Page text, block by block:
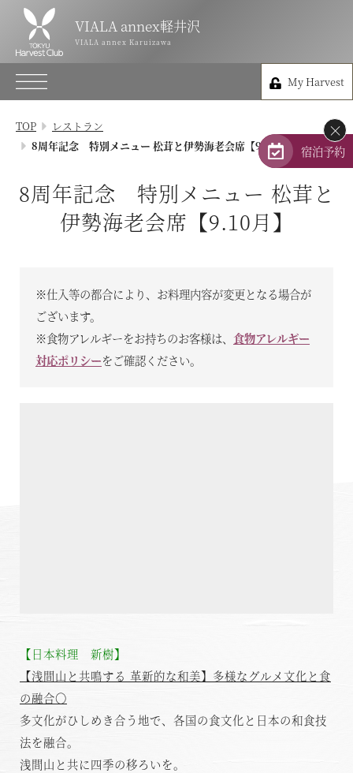
VIALA annex軽井沢
VIALA annex Karuizawa
My Harvest
VIALA annex軽井沢
VIALA annex Karuizawa
0267-31-6109
長野県北佐久郡軽井沢町長倉291-1
会員権のご案内
My Harvest
TOP
宿泊プラン
レストラン
客室 / 料金
TOP
レストラン
8周年記念 特別メニュー 松茸と伊勢海老会席【9.10月】
8周年記念 特別メニュー 松茸と
伊勢海老会席【9.10月】
※仕入等の都合により、お料理内容が変更となる場合が
ございます。
※食物アレルギーをお持ちのお客様は、 食物アレルギー
対応ポリシーをご確認ください。
【日本料理 新樹】
【浅間山と共鳴する 革新的な和美】多様なグルメ文化と食
の融合〇
多文化がひしめき合う地で、各国の食文化と日本の和食技
法を融合。
浅間山と共に四季の移ろいを。
×
宿泊予約